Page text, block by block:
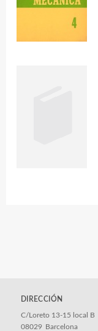
DIRECCIÓN
C/Loreto 13-15 local B
08029 Barcelona